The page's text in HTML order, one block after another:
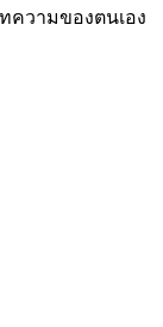
ความของตนเอง